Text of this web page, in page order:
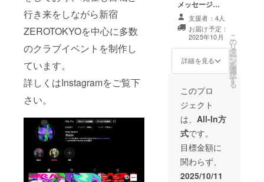
行き来をしながら新宿
ZEROTOKYOを中心に多数
のクラブイベントを制作し
ています。
詳しくはInstagramをご覧下
さい。
メッセージ
（10,000円）
（注意事項） 事
前にお知らせで
お送りするメー
ルで確認し、会
場でドリンクを
で来場の方は飲
酒は厳禁となり
ますのでソフト
ドリンクを選択
ください。
支援者：4人
お届け予定：
2025年10月
詳細を見る
こ
の
リ
タ
ー
ン
を
選
択
す
る
このプロ
ジェクト
は、 All-In方
式です。
目標金額に
関わらず、
2025/10/11